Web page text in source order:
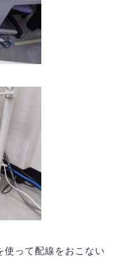
って配線をおこない